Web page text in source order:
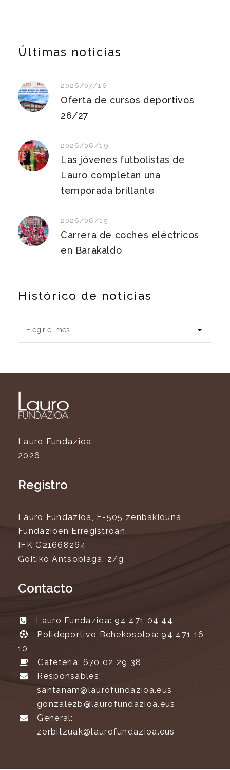
Últimas noticias
2026/07/16
Oferta de cursos deportivos
26/27
2026/06/19
Las jóvenes futbolistas de
Lauro completan una
temporada brillante
2026/06/15
Carrera de coches eléctricos
en Barakaldo
Histórico de noticias
Lauro Fundazioa
2026.
Registro
Lauro Fundazioa, F-505 zenbakiduna
Fundazioen Erregistroan.
IFK G21668264
Goitiko Antsobiaga, z/g
Contacto
Lauro Fundazioa: 94 471 04 44
Polideportivo Behekosoloa: 94 471 16
10
Cafetería: 670 02 29 38
Responsables:
santanam@laurofundazioa.eus
gonzalezb@laurofundazioa.eus
General:
zerbitzuak@laurofundazioa.eus